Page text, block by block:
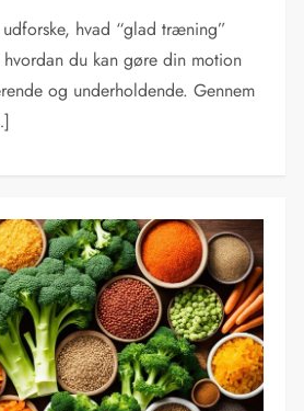
hvad “glad træning”
du kan gøre din motion
og underholdende. Gennem